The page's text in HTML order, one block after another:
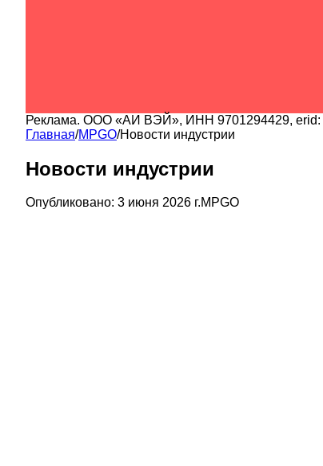
Реклама. ООО «АИ ВЭЙ», ИНН 9701294429, erid:
Главная/MPGO/Новости индустрии
Новости индустрии
Опубликовано: 3 июня 2026 г.MPGO